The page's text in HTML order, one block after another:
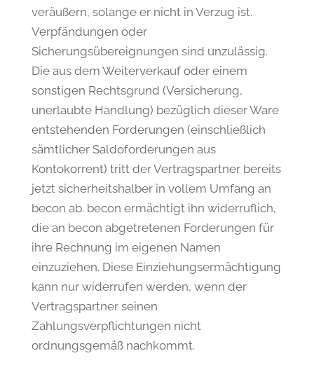
veräußern, solange er nicht in Verzug ist.
Verpfändungen oder
Sicherungsübereignungen sind unzulässig.
Die aus dem Weiterverkauf oder einem
sonstigen Rechtsgrund (Versicherung,
unerlaubte Handlung) bezüglich dieser Ware
entstehenden Forderungen (einschließlich
sämtlicher Saldoforderungen aus
Kontokorrent) tritt der Vertragspartner bereits
jetzt sicherheitshalber in vollem Umfang an
becon ab. becon ermächtigt ihn widerruflich,
die an becon abgetretenen Forderungen für
ihre Rechnung im eigenen Namen
einzuziehen. Diese Einziehungsermächtigung
kann nur widerrufen werden, wenn der
Vertragspartner seinen
Zahlungsverpflichtungen nicht
ordnungsgemäß nachkommt.